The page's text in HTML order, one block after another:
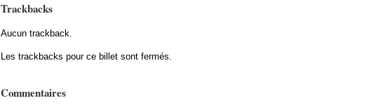
Trackbacks
Aucun trackback.
Les trackbacks pour ce billet sont fermés.
Commentaires